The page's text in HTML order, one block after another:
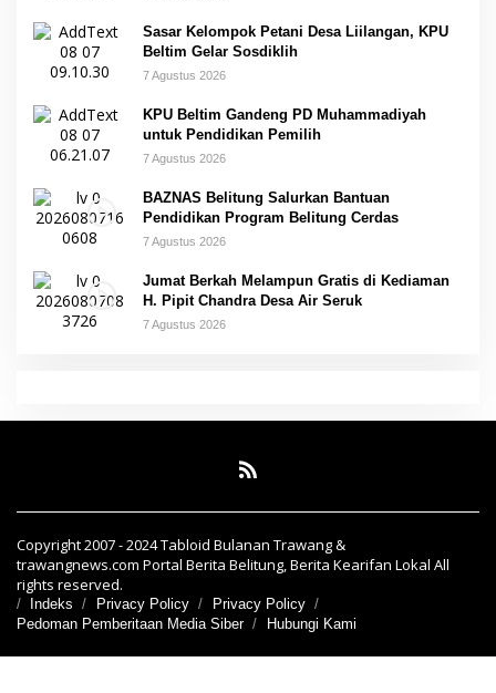
Sasar Kelompok Petani Desa Liilangan, KPU
Beltim Gelar Sosdiklih
7 Agustus 2026
KPU Beltim Gandeng PD Muhammadiyah
untuk Pendidikan Pemilih
7 Agustus 2026
BAZNAS Belitung Salurkan Bantuan
Pendidikan Program Belitung Cerdas
7 Agustus 2026
Jumat Berkah Melampun Gratis di Kediaman
H. Pipit Chandra Desa Air Seruk
7 Agustus 2026
Copyright 2007 - 2024 Tabloid Bulanan Trawang &
trawangnews.com Portal Berita Belitung, Berita Kearifan Lokal All
rights reserved.
Indeks Privacy Policy
Privacy Policy
Pedoman Pemberitaan Media Siber
Hubungi Kami